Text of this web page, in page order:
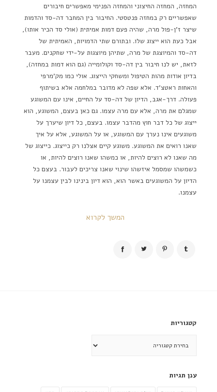
המחזה, המחזה החיצוני והמחזה הפנימי מאפשרים חיבורים
שאפשריים רק במחזה פנטסטי. החיבור בין המחבר דה-סד והדמות
שיצר ז'ן-פול מרה, שהיה פעם דמות אמיתית (אולי סד הכיר אותו),
אבל כעת הוא ייצוג שלו. ובתורם שתי הדמויות, האמיתית של
דה-סד והמיוצגת של מרה, שתיהן מיוצגות על-ידי שחקנים. מעבר
לזאת, יש לנו חיבור בין דה-סד וקולומייה (גם הוא דמות במחזה),
בדיון אודות מהות הטיפול ומשחקי הייצוג. אולי כמו מק'מרפי
והאחות ראטצ'ד. אלא שפה לא מדובר במלחמה אלא בשיתוף
פעולה. דרך-אגב, הדיון של דה-סד על החיים, אינו עם המשוגע
שמגלם את מרה, אלא עם מרה עצמו. גם כאן בעצם, המשוגע, הוא
ייצוג של כל דבר חוץ מהדבר עצמו. בעצם, כל דיון שיערך על
משוגעים אינו נערך עם המשוגע, או על המשוגע, אלא על איך
שאנו רואים את המשוגע. משוגע קיים אצלנו רק כייצוג. כייצוג של
מה שאנו לא רוצים להיות, או כמשהו שאנו רוצים להיות, או
כשמשהו שמסמל איזשהו שינוי שאנו צריכים לעבור. בעצם כל
הדיון על המשוגעים באשר הוא, הוא דיון בינינו לבין עצמנו על
עצמנו.
המשך לקרוא
קטגוריות
ענן תגיות